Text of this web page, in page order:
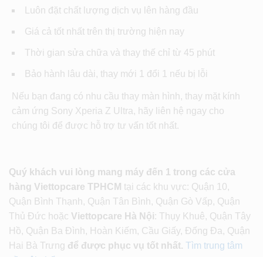
Luôn đặt chất lượng dịch vụ lên hàng đầu
Giá cả tốt nhất trên thị trường hiện nay
Thời gian sửa chữa và thay thế chỉ từ 45 phút
Bảo hành lâu dài, thay mới 1 đổi 1 nếu bị lỗi
Nếu bạn đang có nhu cầu thay màn hình, thay mặt kính
cảm ứng Sony Xperia Z Ultra, hãy liên hệ ngay cho
chúng tôi để được hỗ trợ tư vấn tốt nhất.
Quý khách vui lòng mang máy đến 1 trong các cửa
hàng Viettopcare TPHCM tại các khu vực: Quận 10,
Quận Bình Thạnh, Quận Tân Bình, Quận Gò Vấp, Quận
Thủ Đức hoặc Viettopcare Hà Nội: Thụy Khuê, Quận Tây
Hồ, Quận Ba Đình, Hoàn Kiếm, Cầu Giấy, Đống Đa, Quận
Hai Bà Trưng để được phục vụ tốt nhất. Tìm trung tâm